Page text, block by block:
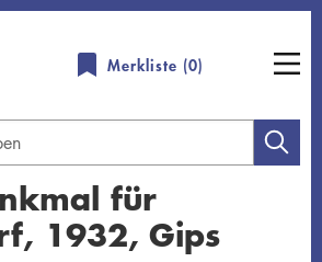
Merkliste (0)
für
1932, Gips